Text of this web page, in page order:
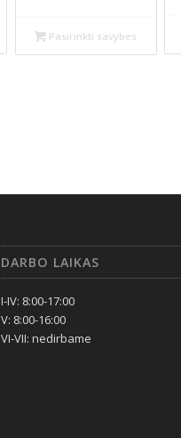
Pasirinkti savybes
DARBO LAIKAS
I-IV: 8:00-17:00
V: 8:00-16:00
VI-VII: nedirbame